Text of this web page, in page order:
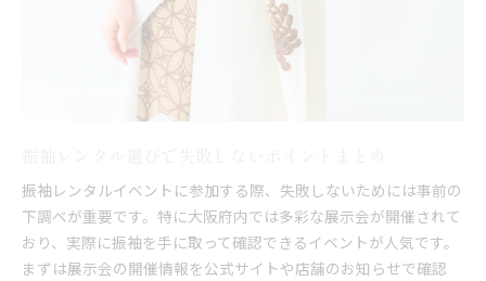
振袖レンタルイベントに参加する際、失敗しないためには事前の
下調べが重要です。特に大阪府内では多彩な展示会が開催されて
おり、実際に振袖を手に取って確認できるイベントが人気です。
まずは展示会の開催情報を公式サイトや店舗のお知らせで確認